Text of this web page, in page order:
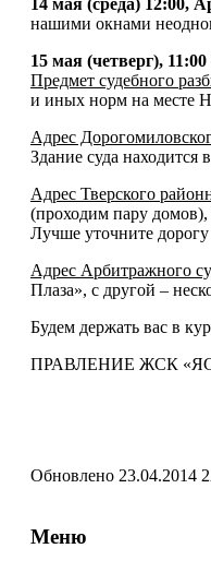
нашими окнами
15 мая (четверг),
Предмет судебного
и иных норм на
Адрес
Здание суда
Адрес Тверского
(проходим пару домов),
Лучше уточните дорогу
Адрес Арбитражного
Плаза», с другой –
Будем держать вас в
ПРАВЛЕНИЕ ЖСК
Обновлено 23.04.2014
Меню